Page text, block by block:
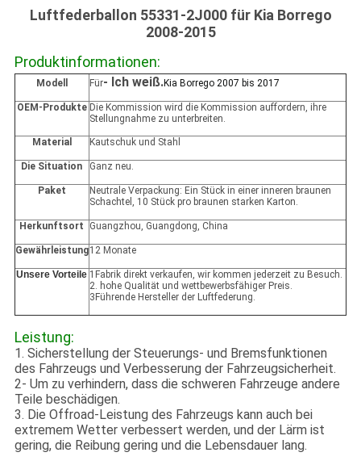
Luftfederballon 55331-2J000 für Kia Borrego
2008-2015
Produktinformationen:
Modell Für- Ich weiß.Kia Borrego 2007 bis 2017
OEM-Produkte Die Kommission wird die Kommission auffordern, ihre
Stellungnahme zu unterbreiten.
Material Kautschuk und Stahl
Die Situation Ganz neu.
Paket
Neutrale Verpackung: Ein Stück in einer inneren braunen
Schachtel, 10 Stück pro braunen starken Karton.
Herkunftsort Guangzhou, Guangdong, China
Gewährleistung12 Monate
Unsere Vorteile 1Fabrik direkt verkaufen, wir kommen jederzeit zu Besuch.
2. hohe Qualität und wettbewerbsfähiger Preis.
3Führende Hersteller der Luftfederung.
Leistung:
1. Sicherstellung der Steuerungs- und Bremsfunktionen
des Fahrzeugs und Verbesserung der Fahrzeugsicherheit.
2- Um zu verhindern, dass die schweren Fahrzeuge andere
Teile beschädigen.
3. Die Offroad-Leistung des Fahrzeugs kann auch bei
extremem Wetter verbessert werden, und der Lärm ist
gering, die Reibung gering und die Lebensdauer lang.